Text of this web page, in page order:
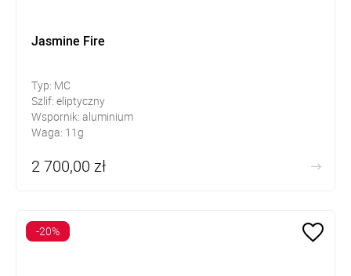
Jasmine Fire
Typ: MC
Szlif: eliptyczny
Wspornik: aluminium
Waga: 11g
2 700,00 zł
-20%